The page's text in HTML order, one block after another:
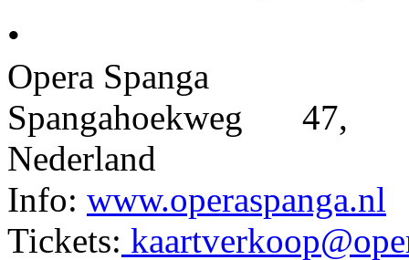
•
Opera Spanga
Spangahoekweg 47,
Nederland
Info: www.operaspanga.nl
Tickets: